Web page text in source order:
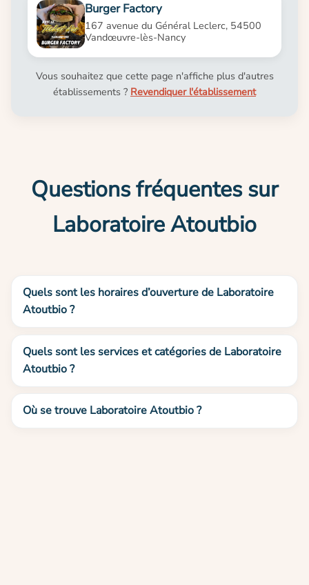
Burger Factory
167 avenue du Général Leclerc, 54500
Vandœuvre-lès-Nancy
Vous souhaitez que cette page n'affiche plus d'autres
établissements ? Revendiquer l'établissement
Questions fréquentes sur
Laboratoire Atoutbio
Quels sont les horaires d’ouverture de Laboratoire
Atoutbio ?
Quels sont les services et catégories de Laboratoire
Atoutbio ?
Où se trouve Laboratoire Atoutbio ?